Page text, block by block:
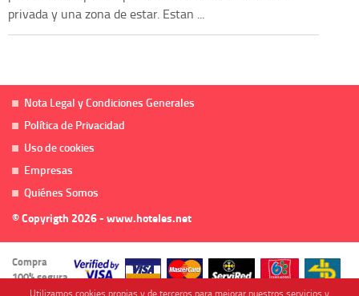
privada y una zona de estar. Estan ...
Nota Legal y Condiciones Generales
Política de Privacidad
Uso de cookies
Empresas
Quiénes Somos
© Copyrigth 2026 - www.hoteles.net
Compra
100% segura